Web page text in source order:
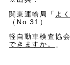
関東運輸局「 よ
（No.31）
軽自動車検査協
できますか。
」